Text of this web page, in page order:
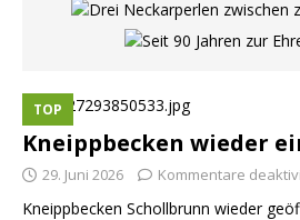
TOP
Kneippbecken wieder
29. Juni 2026 Kommentare
Kneippbecken Schollbrunn wieder